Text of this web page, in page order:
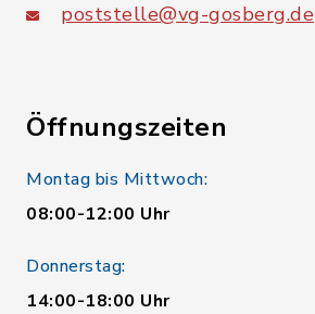
poststelle@vg-gosberg.de
Öffnungszeiten
Montag bis Mittwoch:
08:00-12:00 Uhr
Donnerstag:
14:00-18:00 Uhr